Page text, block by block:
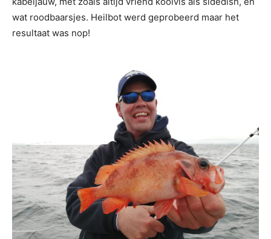
wat roodbaarsjes. Heilbot werd geprobeerd maar het
resultaat was nop!